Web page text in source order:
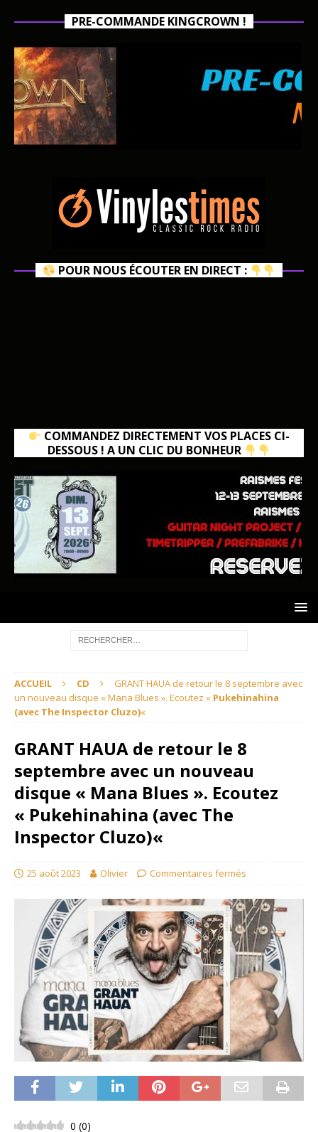
PRE-COMMANDE KINGCROWN !
POUR NOUS ÉCOUTER EN DIRECT :
COMMANDEZ DIRECTEMENT VOS PLACES CI-
DESSOUS ! A UN CLIC DU BONHEUR
ACCUEIL CD
GRANT HAUA de retour le 8 septembre avec
un nouveau disque « Mana Blues ». Ecoutez « Pukehinahina
(avec The Inspector Cluzo)«
GRANT HAUA de retour le 8
septembre avec un nouveau
disque « Mana Blues ». Ecoutez
« Pukehinahina (avec The
Inspector Cluzo)«
25 août 2023 Olivier Commentaires fermés
0 (0)